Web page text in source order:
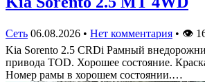
Сеть 06.08.2026 • Нет комментария • 👁
Kia Sorento 2.5 CRDi Рамный
привода TOD. Хорошее состояние.
Номер рамы в хорошем состоянии.…